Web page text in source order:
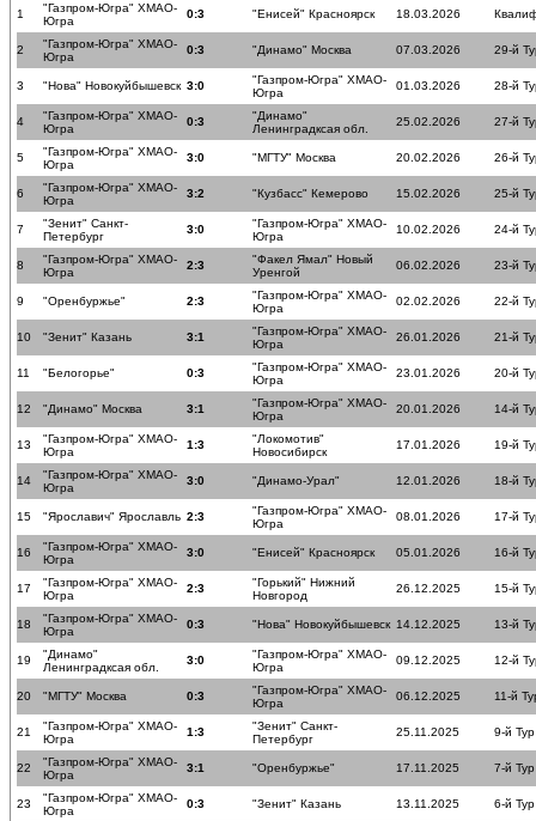
1
"Газпром-Югра" ХМАО-
Югра
0:3 "Енисей" Красноярск 18.03.2026
2
"Газпром-Югра" ХМАО-
Югра
0:3 "Динамо" Москва 07.03.2026 29-й
3 "Нова" Новокуйбышевск 3:0
"Газпром-Югра" ХМАО-
Югра
01.03.2026 28-й
4
"Газпром-Югра" ХМАО-
Югра
0:3
"Динамо"
Ленинградксая обл.
25.02.2026 27-й
5
"Газпром-Югра" ХМАО-
Югра
3:0 "МГТУ" Москва 20.02.2026 26-й
6
"Газпром-Югра" ХМАО-
Югра
3:2 "Кузбасс" Кемерово 15.02.2026 25-й
7
"Зенит" Санкт-
Петербург
3:0
"Газпром-Югра" ХМАО-
Югра
10.02.2026 24-й
8
"Газпром-Югра" ХМАО-
Югра
2:3
"Факел Ямал" Новый
Уренгой
06.02.2026 23-й
9 "Оренбуржье" 2:3
"Газпром-Югра" ХМАО-
Югра
02.02.2026 22-й
10 "Зенит" Казань 3:1
"Газпром-Югра" ХМАО-
Югра
26.01.2026 21-й
11 "Белогорье" 0:3
"Газпром-Югра" ХМАО-
Югра
23.01.2026 20-й
12 "Динамо" Москва 3:1
"Газпром-Югра" ХМАО-
Югра
20.01.2026 14-й
13
"Газпром-Югра" ХМАО-
Югра
1:3
"Локомотив"
Новосибирск
17.01.2026 19-й
14
"Газпром-Югра" ХМАО-
Югра
3:0 "Динамо-Урал" 12.01.2026 18-й
15 "Ярославич" Ярославль 2:3
"Газпром-Югра" ХМАО-
Югра
08.01.2026 17-й
16
"Газпром-Югра" ХМАО-
Югра
3:0 "Енисей" Красноярск 05.01.2026 16-й
17
"Газпром-Югра" ХМАО-
Югра
2:3
"Горький" Нижний
Новгород
26.12.2025 15-й
18
"Газпром-Югра" ХМАО-
Югра
0:3 "Нова" Новокуйбышевск 14.12.2025 13-й
19
"Динамо"
Ленинградксая обл.
3:0
"Газпром-Югра" ХМАО-
Югра
09.12.2025 12-й
20 "МГТУ" Москва 0:3
"Газпром-Югра" ХМАО-
Югра
06.12.2025 11-й
21
"Газпром-Югра" ХМАО-
Югра
1:3
"Зенит" Санкт-
Петербург
25.11.2025 9-й Тур
22
"Газпром-Югра" ХМАО-
Югра
3:1 "Оренбуржье" 17.11.2025 7-й Тур
23
"Газпром-Югра" ХМАО-
Югра
0:3 "Зенит" Казань 13.11.2025 6-й Тур